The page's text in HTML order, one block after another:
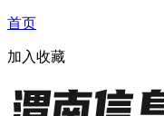
首页
加入收藏